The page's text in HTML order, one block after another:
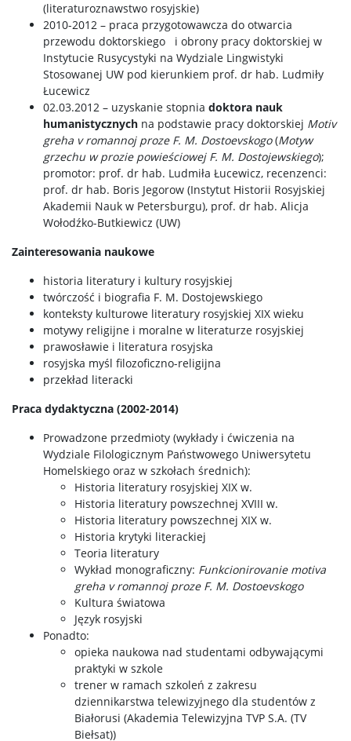
(literaturoznawstwo rosyjskie)
2010-2012 – praca przygotowawcza do otwarcia
przewodu doktorskiego i obrony pracy doktorskiej w
Instytucie Rusycystyki na Wydziale Lingwistyki
Stosowanej UW pod kierunkiem prof. dr hab. Ludmiły
Łucewicz
02.03.2012 – uzyskanie stopnia doktora nauk
humanistycznych na podstawie pracy doktorskiej Motiv
greha v romannoj proze F. M. Dostoevskogo(Motyw
grzechu w prozie powieściowej F. M. Dostojewskiego);
promotor: prof. dr hab. Ludmiła Łucewicz, recenzenci:
prof. dr hab. Boris Jegorow (Instytut Historii Rosyjskiej
Akademii Nauk w Petersburgu), prof. dr hab. Alicja
Wołodźko-Butkiewicz (UW)
Zainteresowania naukowe
historia literatury i kultury rosyjskiej
twórczość i biografia F. M. Dostojewskiego
konteksty kulturowe literatury rosyjskiej XIX wieku
motywy religijne i moralne w literaturze rosyjskiej
prawosławie i literatura rosyjska
rosyjska myśl filozoficzno-religijna
przekład literacki
Praca dydaktyczna (2002-2014)
Prowadzone przedmioty (wykłady i ćwiczenia na
Wydziale Filologicznym Państwowego Uniwersytetu
Homelskiego oraz w szkołach średnich):
Historia literatury rosyjskiej XIX w.
Historia literatury powszechnej XVIII w.
Historia literatury powszechnej XIX w.
Historia krytyki literackiej
Teoria literatury
Wykład monograficzny: Funkcionirovanie motiva
greha v romannoj proze F. M. Dostoevskogo
Kultura światowa
Język rosyjski
Ponadto:
opieka naukowa nad studentami odbywającymi
praktyki w szkole
trener w ramach szkoleń z zakresu
dziennikarstwa telewizyjnego dla studentów z
Białorusi (Akademia Telewizyjna TVP S.A. (TV
Biełsat))